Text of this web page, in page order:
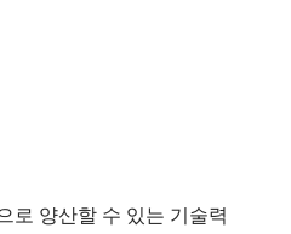
로 양산할 수 있는 기술력